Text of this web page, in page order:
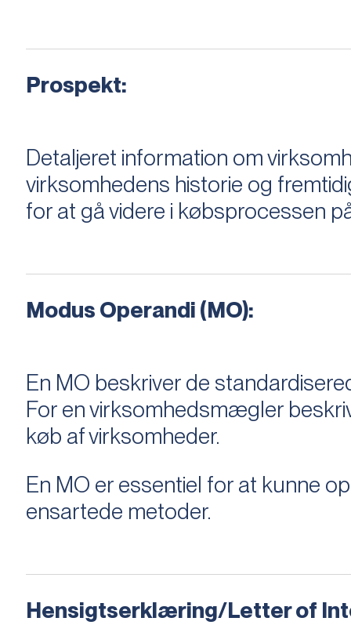
Prospekt:
Detaljeret information om
virksomhedens historie og
for at gå videre i købsprocessen
Modus Operandi (MO):
En MO beskriver de
For en virksomhedsmægler
køb af virksomheder.
En MO er essentiel for at kunne
ensartede metoder.
Hensigtserklæring/Letter of